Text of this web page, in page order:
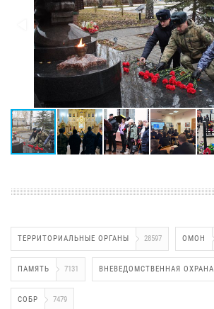
ТЕРРИТОРИАЛЬНЫЕ ОРГАНЫ 28597 ОМОН
ПАМЯТЬ 7131 ВНЕВЕДОМСТВЕННАЯ ОХРАНА
СОБР 7479